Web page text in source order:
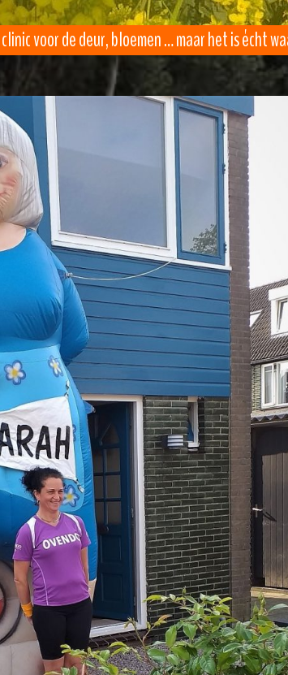
voor de deur, bloemen … maar het is écht